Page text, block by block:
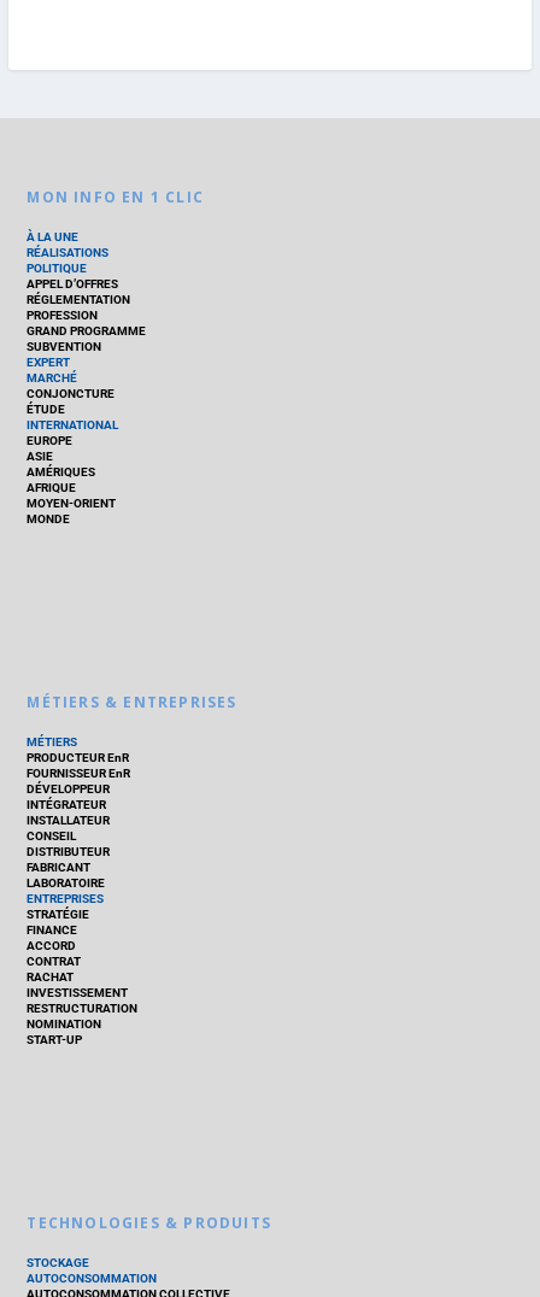
MON INFO EN 1 CLIC
À LA UNE
RÉALISATIONS
POLITIQUE
APPEL D’OFFRES
RÉGLEMENTATION
PROFESSION
GRAND PROGRAMME
SUBVENTION
EXPERT
MARCHÉ
CONJONCTURE
ÉTUDE
INTERNATIONAL
EUROPE
ASIE
AMÉRIQUES
AFRIQUE
MOYEN-ORIENT
MONDE
MÉTIERS & ENTREPRISES
MÉTIERS
PRODUCTEUR EnR
FOURNISSEUR EnR
DÉVELOPPEUR
INTÉGRATEUR
INSTALLATEUR
CONSEIL
DISTRIBUTEUR
FABRICANT
LABORATOIRE
ENTREPRISES
STRATÉGIE
FINANCE
ACCORD
CONTRAT
RACHAT
INVESTISSEMENT
RESTRUCTURATION
NOMINATION
START-UP
TECHNOLOGIES & PRODUITS
STOCKAGE
AUTOCONSOMMATION
AUTOCONSOMMATION COLLECTIVE